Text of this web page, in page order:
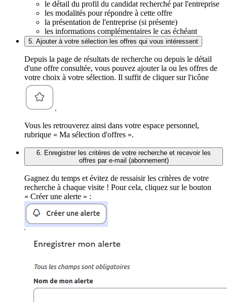
le détail du profil du candidat recherché par l'entreprise
les modalités pour répondre à cette offre
la présentation de l'entreprise (si présente)
les informations complémentaires le cas échéant
5. Ajouter à votre sélection les offres qui vous intéressent
Depuis la page de résultats de recherche ou depuis le détail
d'une offre consultée, vous pouvez ajouter la ou les offres de
votre choix à votre sélection. Il suffit de cliquer sur l'icône
.
Vous les retrouverez ainsi dans votre espace personnel,
rubrique « Ma sélection d'offres ».
6. Enregistrer les critères de votre recherche et recevoir les
offres par e-mail (abonnement)
Gagnez du temps et évitez de ressaisir les critères de votre
recherche à chaque visite ! Pour cela, cliquez sur le bouton
« Créer une alerte » :